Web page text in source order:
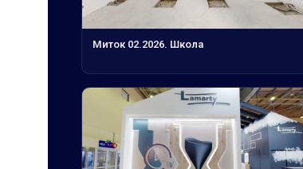
Миток 02.2026. Школа